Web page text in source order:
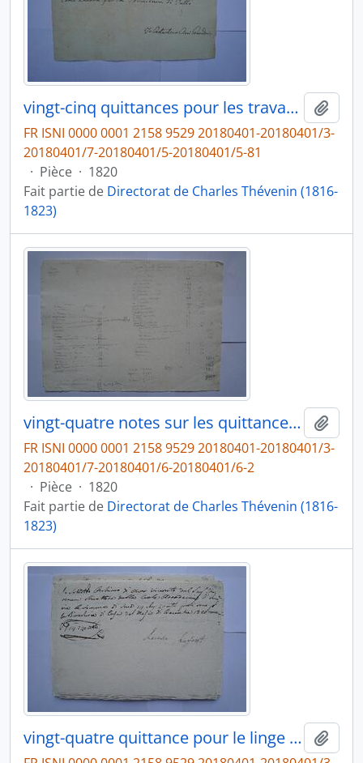
vingt-cinq quittances pour les travaux dans les jardins de l’Académie, du jardinier Costantino Cioci à Charles Thévenin, fol. 295-319
FR ISNI 0000 0001 2158 9529 20180401-20180401/3-
20180401/7-20180401/5-20180401/5-81
· Pièce · 1820
Fait partie de Directorat de Charles Thévenin (1816-
1823)
vingt-quatre notes sur les quittances de 1820, de Charles Thévenin, fol. 2-26
FR ISNI 0000 0001 2158 9529 20180401-20180401/3-
20180401/7-20180401/6-20180401/6-2
· Pièce · 1820
Fait partie de Directorat de Charles Thévenin (1816-
1823)
vingt-quatre quittance pour le linge de maison et dépenses diverses faites, de Luisa Lafonte à Charles Thévenin, fol. 271-292